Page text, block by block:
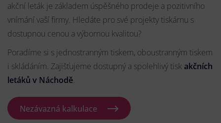
akční leták je základem úspěšného prodeje a pozitivního
vnímání vaší firmy. Hledáte pro své projekty tiskárnu s
dostupnou cenou a výbornou kvalitou?
Poradíme si s jednostranným tiskem, oboustranným tiskem
i skládáním. Zajišťujeme dostupný a spolehlivý tisk akčních
letáků v Náchodě.
Nezávazná kalkulace